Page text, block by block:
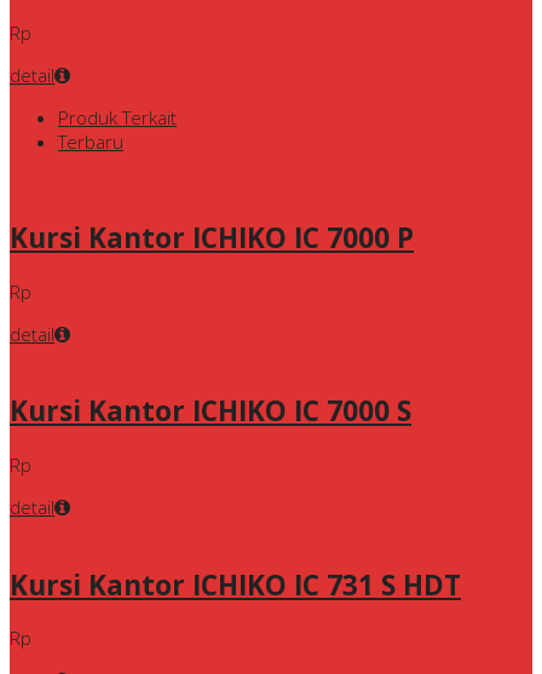
Rp
detail
Produk Terkait
Terbaru
Kursi Kantor ICHIKO IC 7000 P
Rp
detail
Kursi Kantor ICHIKO IC 7000 S
Rp
detail
Kursi Kantor ICHIKO IC 731 S HDT
Rp